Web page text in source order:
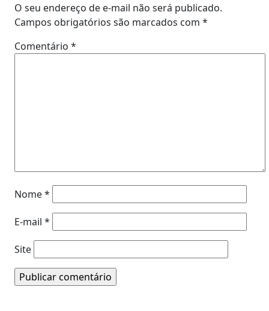
O seu endereço de e-mail não será publicado.
Campos obrigatórios são marcados com *
Comentário *
Nome*
E-mail *
Site